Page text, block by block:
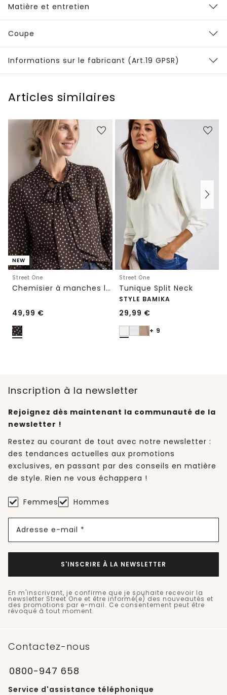
Matière et entretien
Coupe
Informations sur le fabricant (Art.19 GPSR)
Articles similaires
NEW
Street One
Chemisier à manches longues avec nœud décoratif
49,99 €
Street One
Tunique Split Neck
STYLE BAMIKA
29,99 €
+ 9
Inscription à la newsletter
Rejoignez dès maintenant la communauté de la
newsletter !
Restez au courant de tout avec notre newsletter :
des tendances actuelles aux promotions
exclusives, en passant par des conseils en matière
de style. Rien ne vous échappera !
Femmes Hommes
Adresse e-mail *
S'INSCRIRE À LA NEWSLETTER
En m'inscrivant, je confirme que je souhaite recevoir la
newsletter Street One et être informé(e) des nouveautés et
des promotions par e-mail. Ce consentement peut être
révoqué à tout moment.
Contactez-nous
0800-947 658
Service d'assistance téléphonique